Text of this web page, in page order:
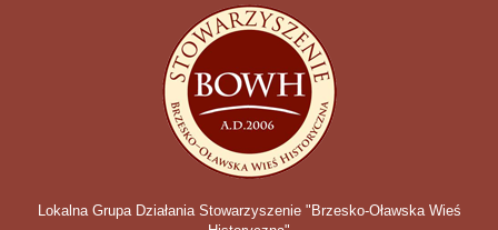
Lokalna Grupa Działania Stowarzyszenie "Brzesko-Oławska Wieś